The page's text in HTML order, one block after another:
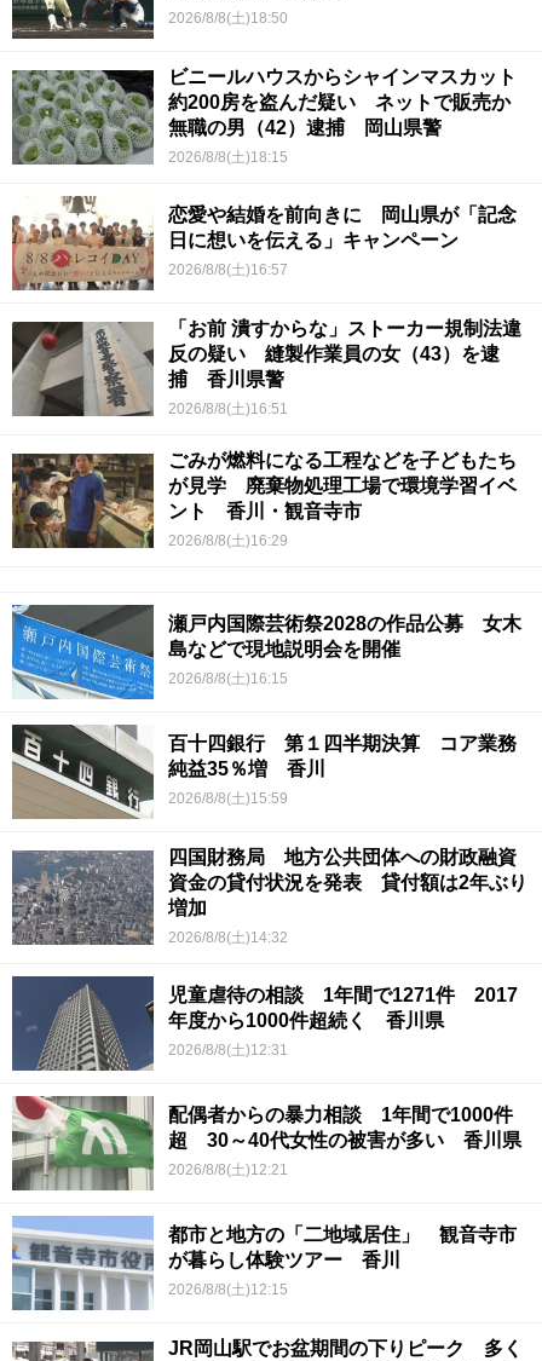
2026/8/8(土)18:50
ビニールハウスからシャインマスカット
約200房を盗んだ疑い ネットで販売か
無職の男（42）逮捕 岡山県警
2026/8/8(土)18:15
恋愛や結婚を前向きに 岡山県が「記念
日に想いを伝える」キャンペーン
2026/8/8(土)16:57
「お前 潰すからな」ストーカー規制法違
反の疑い 縫製作業員の女（43）を逮
捕 香川県警
2026/8/8(土)16:51
ごみが燃料になる工程などを子どもたち
が見学 廃棄物処理工場で環境学習イベ
ント 香川・観音寺市
2026/8/8(土)16:29
瀬戸内国際芸術祭2028の作品公募 女木
島などで現地説明会を開催
2026/8/8(土)16:15
百十四銀行 第１四半期決算 コア業務
純益35％増 香川
2026/8/8(土)15:59
四国財務局 地方公共団体への財政融資
資金の貸付状況を発表 貸付額は2年ぶり
増加
2026/8/8(土)14:32
児童虐待の相談 1年間で1271件 2017
年度から1000件超続く 香川県
2026/8/8(土)12:31
配偶者からの暴力相談 1年間で1000件
超 30～40代女性の被害が多い 香川県
2026/8/8(土)12:21
都市と地方の「二地域居住」 観音寺市
が暮らし体験ツアー 香川
2026/8/8(土)12:15
JR岡山駅でお盆期間の下りピーク 多く